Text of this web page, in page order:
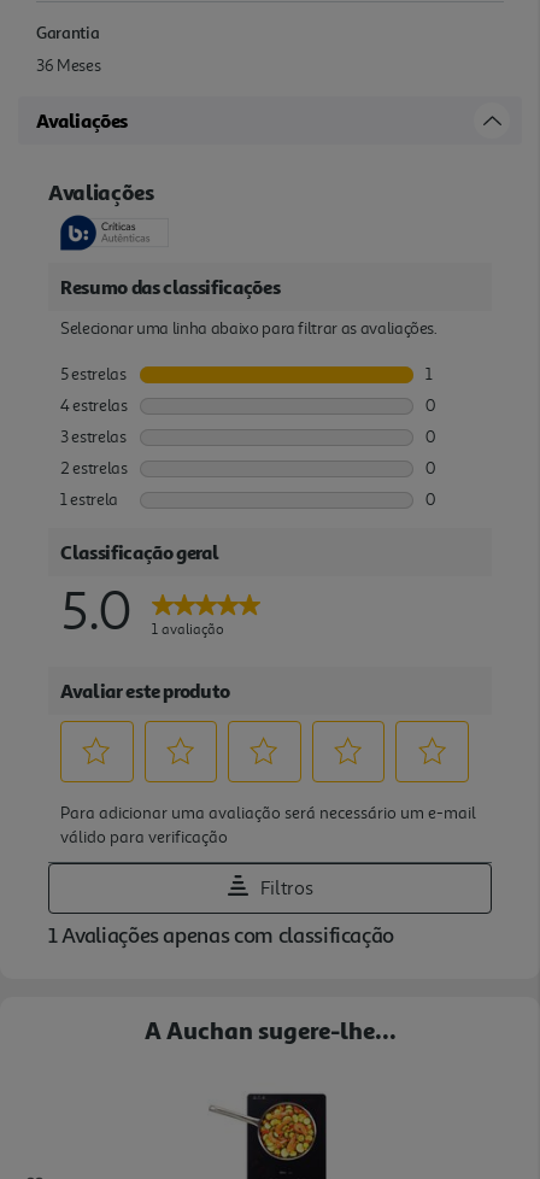
Garantia
36 Meses
Avaliações
A Auchan sugere-lhe...